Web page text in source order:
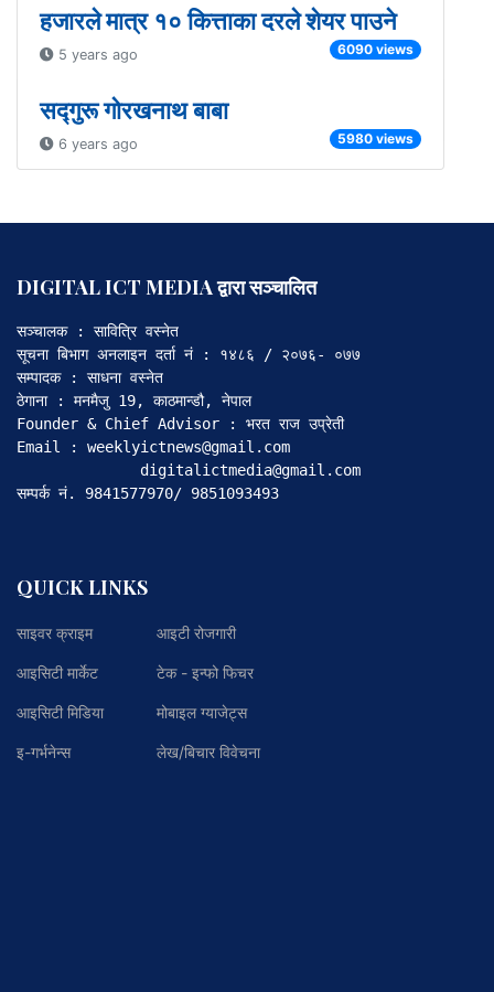
हजारले मात्र १० कित्ताका दरले शेयर पाउने
5 years ago 6090 views
सद्गुरू गोरखनाथ बाबा
6 years ago 5980 views
DIGITAL ICT MEDIA द्वारा सञ्चालित
सञ्चालक : सावित्रि वस्नेत
सूचना बिभाग अनलाइन दर्ता नं : १४८६ / २०७६- ०७७
सम्पादक : साधना वस्नेत
ठेगाना : मनमैजु 19, काठमान्डौ, नेपाल
Founder & Chief Advisor : भरत राज उप्रेती
Email : weeklyictnews@gmail.com
              digitalictmedia@gmail.com
सम्पर्क नं. 9841577970/ 9851093493
QUICK LINKS
साइवर क्राइम
आइसिटी मार्केट
आइसिटी मिडिया
इ-गर्भनेन्स
आइटी रोजगारी
टेक - इन्फो फिचर
मोबाइल ग्याजेट्स
लेख/बिचार विवेचना